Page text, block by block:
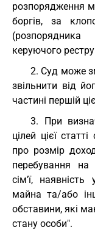
розпорядження
боргів, за
керуючого
2. Суд може
звільнити від
частині першій
3. При
цілей цієї
про розмір
перебування на
сім’ї,
майна та/або
обставини, які
стану особи".